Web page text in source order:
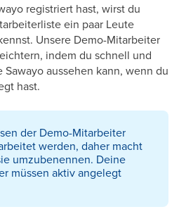
registriert hast, wirst du
ein paar Leute
Unsere Demo-Mitarbeiter
indem du schnell und
aussehen kann, wenn du
hast.
der Demo-Mitarbeiter
werden, daher macht
umzubenennen. Deine
müssen aktiv angelegt